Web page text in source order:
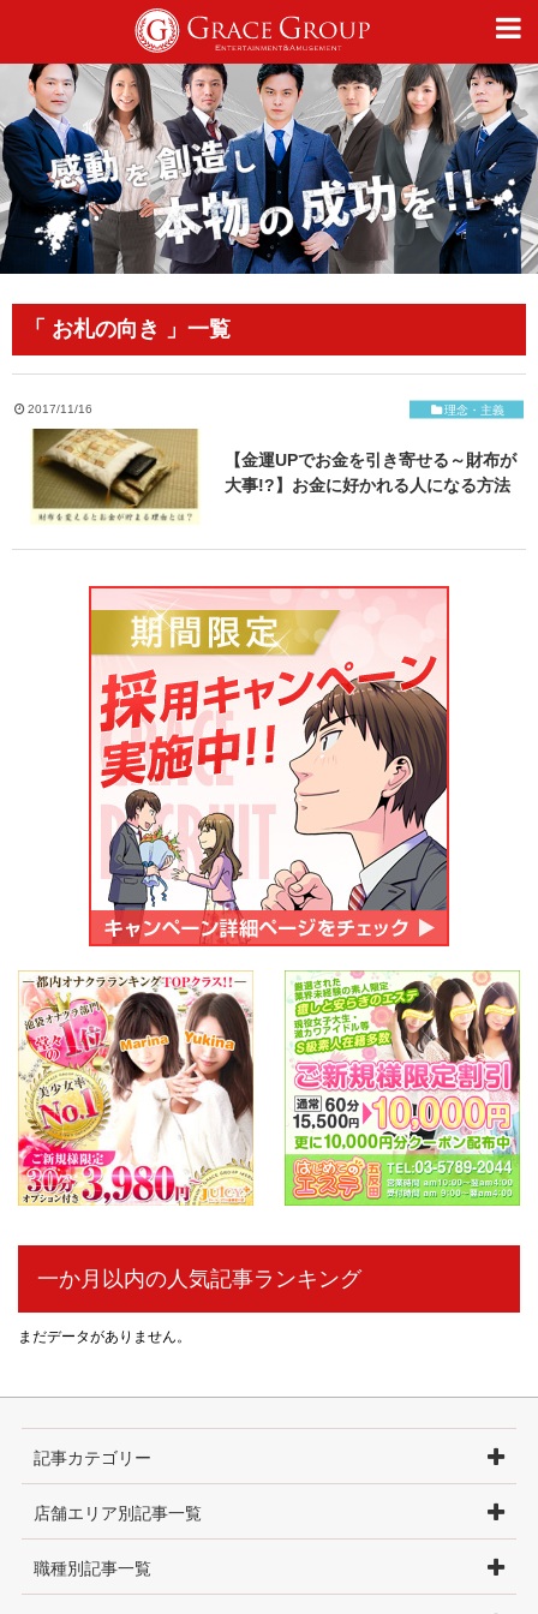
「 お札の向き 」一覧
2017/11/16 理念・主義
【金運UPでお金を引き寄せる～財布が
大事!?】お金に好かれる人になる方法
一か月以内の人気記事ランキング
まだデータがありません。
記事カテゴリー
店舗エリア別記事一覧
職種別記事一覧
仕事
趣味
オフィシャルサイト